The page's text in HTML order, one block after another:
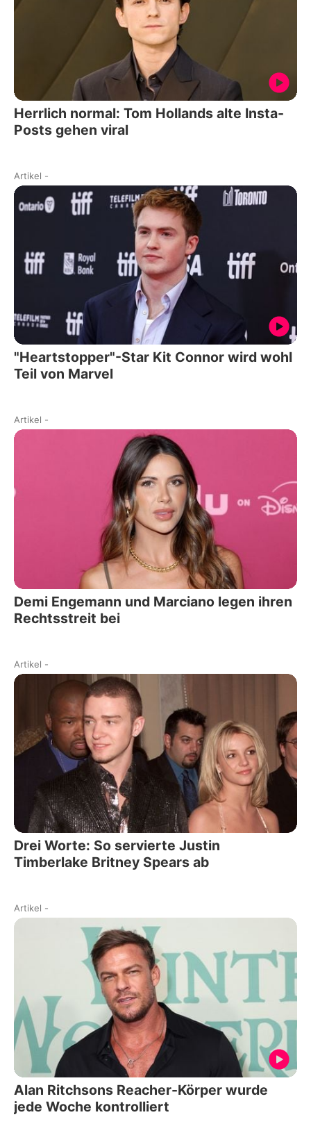
Herrlich normal: Tom Hollands alte Insta-
Posts gehen viral
Artikel -
"Heartstopper"-Star Kit Connor wird wohl
Teil von Marvel
Artikel -
Demi Engemann und Marciano legen ihren
Rechtsstreit bei
Artikel -
Drei Worte: So servierte Justin
Timberlake Britney Spears ab
Artikel -
Alan Ritchsons Reacher-Körper wurde
jede Woche kontrolliert